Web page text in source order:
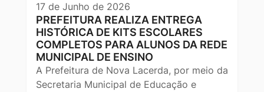
17 de Junho de 2026
PREFEITURA REALIZA ENTREGA
HISTÓRICA DE KITS ESCOLARES
COMPLETOS PARA ALUNOS DA REDE
MUNICIPAL DE ENSINO
A Prefeitura de Nova Lacerda, por meio da
Secretaria Municipal de Educação e